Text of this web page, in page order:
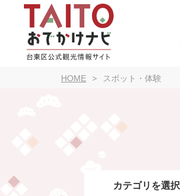
HOME スポット・体験
カテゴリを選択